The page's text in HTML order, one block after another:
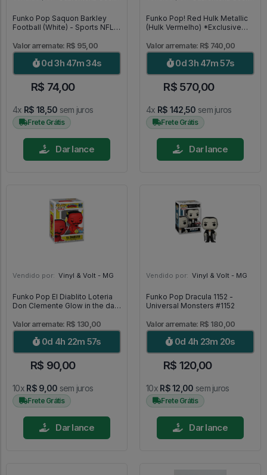
Funko Pop Saquon Barkley
Football (White) - Sports NFL
Valor arremate: R$ 95,00
0d 3h 47m 33s
R$ 74,00
4x R$ 18,50 sem juros
Frete Grátis
Dar lance
Funko Pop! Red Hulk Metallic
(Hulk Vermelho) *Exclusive
Marvel #31
Valor arremate: R$ 740,00
0d 3h 47m 56s
R$ 570,00
4x R$ 142,50 sem juros
Frete Grátis
Dar lance
Vendido por: Vinyl & Volt - MG
Funko Pop El Diablito Loteria
Don Clemente Glow in the dark
#03
Valor arremate: R$ 130,00
0d 4h 22m 56s
R$ 90,00
10x R$ 9,00 sem juros
Frete Grátis
Dar lance
Vendido por: Vinyl & Volt - MG
Funko Pop Dracula 1152 -
Universal Monsters #1152
Valor arremate: R$ 180,00
0d 4h 23m 19s
R$ 120,00
10x R$ 12,00 sem juros
Frete Grátis
Dar lance